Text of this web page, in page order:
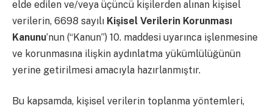
elde edilen ve/veya üçüncü kişilerden alınan kişisel
verilerin, 6698 sayılı Kişisel Verilerin Korunması
Kanunu’nun (“Kanun”) 10. maddesi uyarınca işlenmesine
ve korunmasına ilişkin aydınlatma yükümlülüğünün
yerine getirilmesi amacıyla hazırlanmıştır.
Bu kapsamda, kişisel verilerin toplanma yöntemleri,